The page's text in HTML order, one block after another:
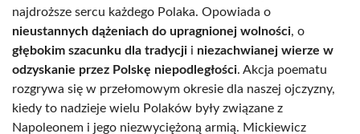
najdroższe sercu każdego Polaka. Opowiada o
nieustannych dążeniach do upragnionej wolności, o
głębokim szacunku dla tradycji i niezachwianej wierze w
odzyskanie przez Polskę niepodległości. Akcja poematu
rozgrywa się w przełomowym okresie dla naszej ojczyzny,
kiedy to nadzieje wielu Polaków były związane z
Napoleonem i jego niezwyciężoną armią. Mickiewicz